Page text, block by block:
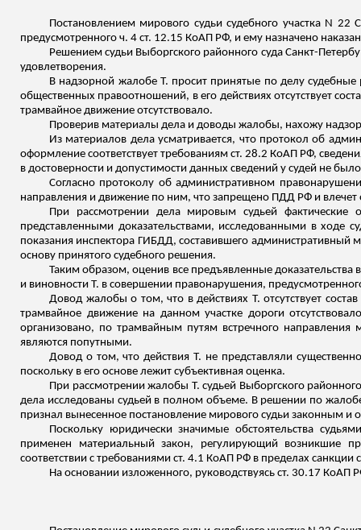
Постановлением мирового судьи судебного участка N
предусмотренного ч. 4 ст. 12.15 КоАП РФ, и ему назначено
Решением судьи Выборгского районного суда Санкт-
удовлетворения.
В надзорной жалобе Т. просит принятые по делу
общественных правоотношений, в его действиях отсутствует
трамвайное движение отсутствовало.
Проверив материалы дела и доводы жалобы, нахожу
Из материалов дела усматривается, что протокол об
оформление соответствует требованиям ст. 28.2 КоАП РФ,
в достоверности и допустимости данных сведений у судей не
Согласно протоколу об административном
направления и движение по ним, что запрещено ПДД РФ и влечет
При рассмотрении дела мировым судьей фактические
представленными доказательствами, исследованными в
показания инспектора ГИБДД, составившего административный
основу принятого судебного решения.
Таким образом, оценив все предъявленные
и виновности Т. в совершении правонарушения,
Довод жалобы о том, что в действиях Т. отсутствует
трамвайное движение на данном участке дороги
организовано, по трамвайным путям встречного
являются попутными.
Довод о том, что действия Т. не представляли
поскольку в его основе лежит субъективная оценка.
При рассмотрении жалобы Т. судьей Выборгского
дела исследованы судьей в полном объеме. В решении по
признал вынесенное постановление мирового судьи законным и
Поскольку юридически значимые обстоятельства
применен материальный закон, регулирующий возникшие
соответствии с требованиями ст. 4.1 КоАП РФ в пределах
На основании изложенного, руководствуясь ст. 30.17 КоАП